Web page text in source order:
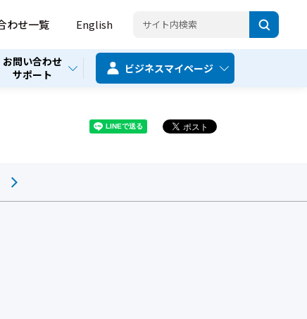
わせ一覧 English
お問い合わせ
サポート
ビジネスマイページ